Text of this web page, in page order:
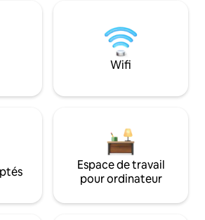
Wifi
Espace de travail
pour ordinateur